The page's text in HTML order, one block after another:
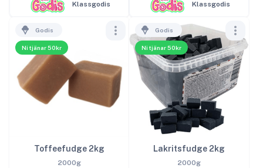
Klassgodis Klassgodis
Ni tjänar 50kr
Godis
Toffeefudge 2kg
2000g
Ni tjänar 50kr
Godis
Lakritsfudge 2kg
2000g